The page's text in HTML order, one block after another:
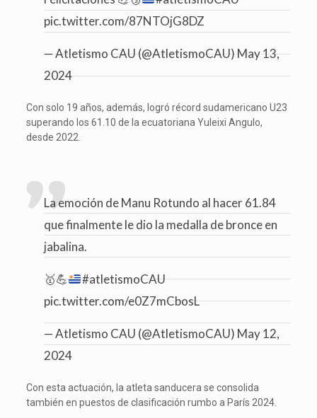
pic.twitter.com/87NTOjG8DZ
— Atletismo CAU (@AtletismoCAU)May 13,
2024
Con solo 19 años, además, logró récord sudamericano U23
superando los 61.10 de la ecuatoriana Yuleixi Angulo,
desde 2022.
La emoción de Manu Rotundo al hacer 61.84
que finalmente le dio la medalla de bronce en
jabalina.
🥇💪
#atletismoCAU
pic.twitter.com/e0Z7mCbosL
— Atletismo CAU (@AtletismoCAU) May 12,
2024
Con esta actuación, la atleta sanducera se consolida
también en puestos de clasificación rumbo a París 2024.